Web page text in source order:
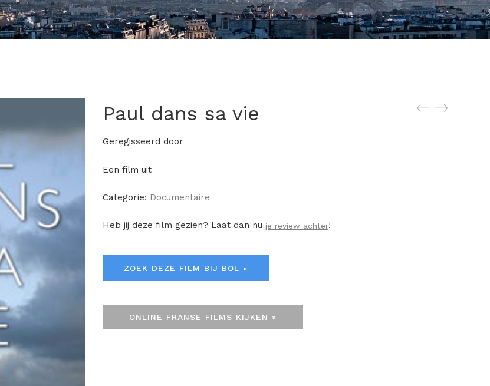
Paul dans sa vie
Geregisseerd door
Een film uit
Categorie: Documentaire
Heb jij deze film gezien? Laat dan nu je review achter!
ZOEK DEZE FILM BIJ BOL »
ONLINE FRANSE FILMS KIJKEN »